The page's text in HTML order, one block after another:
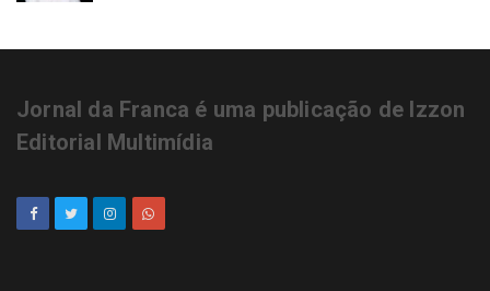
Jornal da Franca é uma publicação de Izzon
Editorial Multimídia